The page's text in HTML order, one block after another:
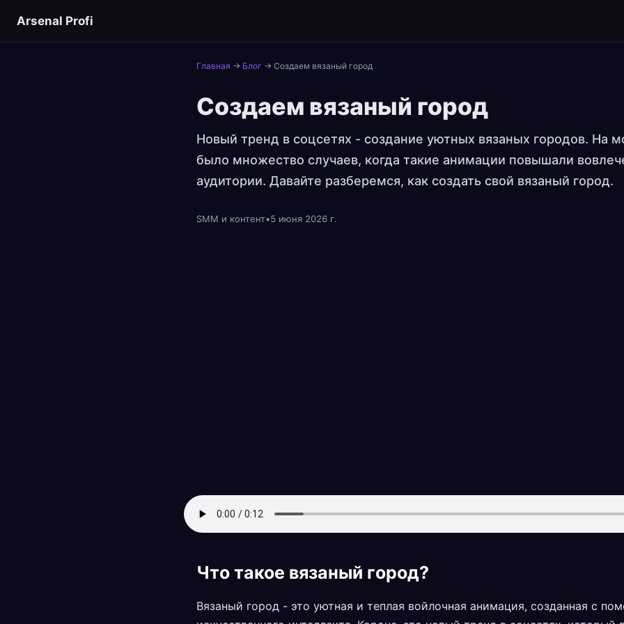
Arsenal Profi
Главная → Блог → Создаем вязаный город
Создаем вязаный город
Новый тренд в соцсетях - создание уютных вязаных городов. На
было множество случаев, когда такие анимации повышали
аудитории. Давайте разберемся, как создать свой вязаный город.
SMM и контент•5 июня 2026 г.
Что такое вязаный город?
Вязаный город - это уютная и теплая войлочная анимация, созданная с